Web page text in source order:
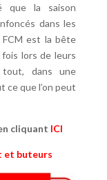
que la saison
dans les
FCM est la bête
lors de leurs
tout, dans une
ce que l’on peut
cliquant ICI
et buteurs